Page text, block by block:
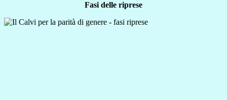
Fasi delle riprese